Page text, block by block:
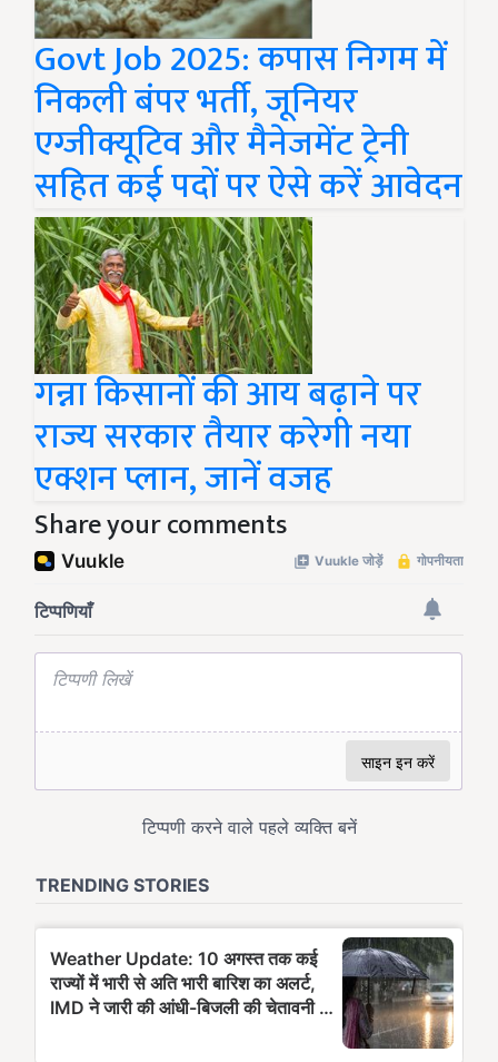
Govt Job 2025: कपास निगम में
निकली बंपर भर्ती, जूनियर
एग्जीक्यूटिव और मैनेजमेंट ट्रेनी
सहित कई पदों पर ऐसे करें आवेदन
गन्ना किसानों की आय बढ़ाने पर
राज्य सरकार तैयार करेगी नया
एक्शन प्लान, जानें वजह
Share your comments